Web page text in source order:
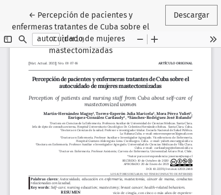
← Volver a los detalles del artículo
Percepción de pacientes y
enfermeras tratantes de Cuba sobre el
autocuidado de mujeres
mastectomizadas
Descargar